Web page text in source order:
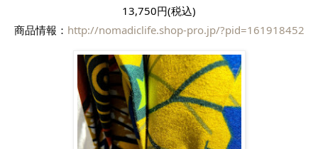
13,750円(税込)
商品情報： http://nomadiclife.shop-pro.jp/?pid=161918452